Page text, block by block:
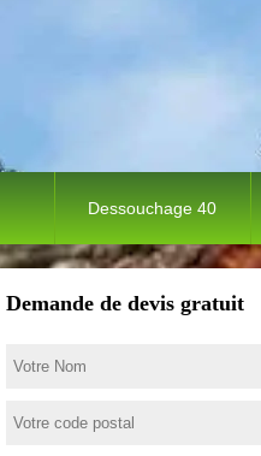
Dessouchage 40
Demande de devis gratuit